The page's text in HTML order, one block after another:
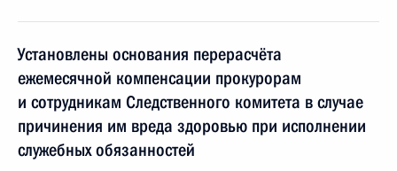
Установлены основания перерасчёта
ежемесячной компенсации прокурорам
и сотрудникам Следственного комитета в случае
причинения им вреда здоровью при исполнении
служебных обязанностей